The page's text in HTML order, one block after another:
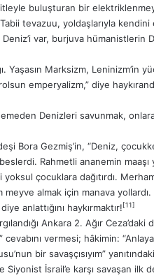
buluşturan bir
tevazuu, yoldaşlarıyla
var, burjuva hümanistlerin
Yaşasın Marksizm, Leninizm’in
emperyalizm,” diye
Denizleri savunmak, onlara
Bora Gezmiş’in, “Deniz,
Rahmetli ananemin maaşı
yoksul çocuklara dağıtırdı.
almak için manava yollardı.
anlattığını haykırmaktır! [11]
Ankara 2. Ağır Ceza’daki
cevabını vermesi; hâkimin:
bir savaşçısıyım” yanıtındaki
İsrail’e karşı savaşan ilk